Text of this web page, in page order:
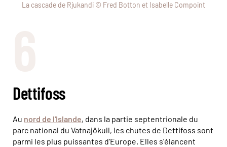
La cascade de Rjukandi © Fred Botton et Isabelle Compoint
Dettifoss
Au nord de l'Islande, dans la partie septentrionale du
parc national du Vatnajôkull, les chutes de Dettifoss sont
parmi les plus puissantes d'Europe. Elles s'élancent